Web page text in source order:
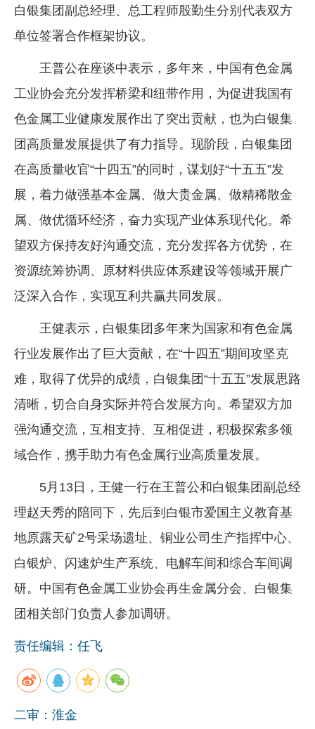
白银集团副总经理、总工程师殷勤生分别代表双方
单位签署合作框架协议。
王普公在座谈中表示，多年来，中国有色金属
工业协会充分发挥桥梁和纽带作用，为促进我国有
色金属工业健康发展作出了突出贡献，也为白银集
团高质量发展提供了有力指导。现阶段，白银集团
在高质量收官“十四五”的同时，谋划好“十五五”发
展，着力做强基本金属、做大贵金属、做精稀散金
属、做优循环经济，奋力实现产业体系现代化。希
望双方保持友好沟通交流，充分发挥各方优势，在
资源统筹协调、原材料供应体系建设等领域开展广
泛深入合作，实现互利共赢共同发展。
王健表示，白银集团多年来为国家和有色金属
行业发展作出了巨大贡献，在“十四五”期间攻坚克
难，取得了优异的成绩，白银集团“十五五”发展思路
清晰，切合自身实际并符合发展方向。希望双方加
强沟通交流，互相支持、互相促进，积极探索多领
域合作，携手助力有色金属行业高质量发展。
5月13日，王健一行在王普公和白银集团副总经
理赵天秀的陪同下，先后到白银市爱国主义教育基
地原露天矿2号采场遗址、铜业公司生产指挥中心、
白银炉、闪速炉生产系统、电解车间和综合车间调
研。中国有色金属工业协会再生金属分会、白银集
团相关部门负责人参加调研。
责任编辑：任飞
二审：淮金